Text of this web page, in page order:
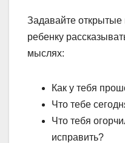
Задавайте открытые
ребенку
мыслях:
Как у тебя
Что тебе
Что тебя
исправить?